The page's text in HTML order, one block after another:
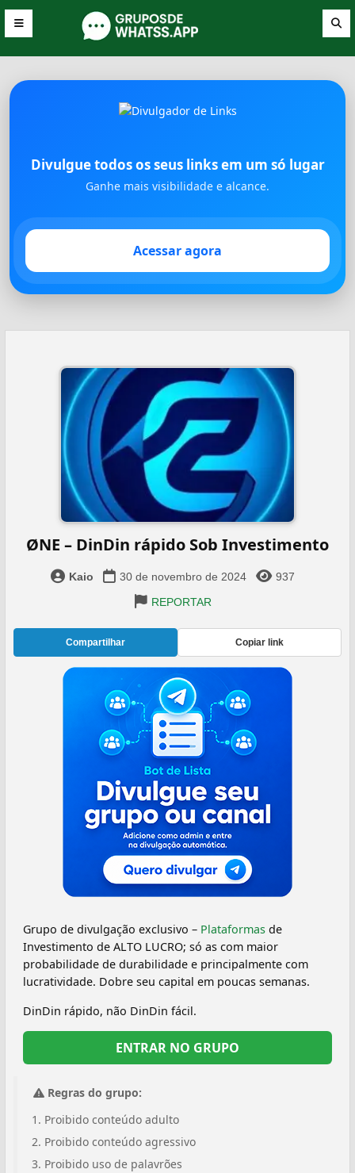
Divulgue todos os seus links em um só lugar
Ganhe mais visibilidade e alcance.
Acessar agora
ØNE – DinDin rápido Sob Investimento
Kaio 30 de novembro de 2024
937
REPORTAR
Compartilhar Copiar link
Grupo de divulgação exclusivo – Plataformas de
Investimento de ALTO LUCRO; só as com maior
probabilidade de durabilidade e principalmente com
lucratividade. Dobre seu capital em poucas semanas.
DinDin rápido, não DinDin fácil.
ENTRAR NO GRUPO
Regras do grupo:
Proibido conteúdo adulto
Proibido conteúdo agressivo
Proibido uso de palavrões